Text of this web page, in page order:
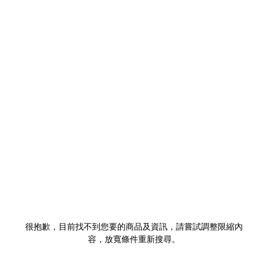
很抱歉，目前找不到您要的商品及資訊，請嘗試調整限縮內
容，放寬條件重新搜尋。